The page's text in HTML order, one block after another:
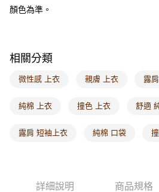
付款後門市自取
海外配送-港/澳/新/馬/泰國專屬
海外配送-其他亞洲地區
顏色為準。
相關分類
微性感 上衣 親膚 上衣 露
純棉 上衣 撞色 上衣 舒適
露肩 短袖上衣 純棉 口袋
詳細說明 商品規格